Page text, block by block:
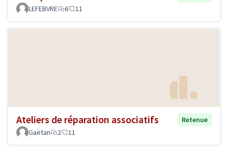
LEFEBVRE
6 11
Ateliers de réparation associatifs
Retenue
Gaëtan
2 11